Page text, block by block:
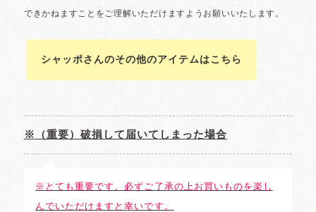
シャッポさんのその他のアイテムはこちら
※（重要）破損して届いてしまった場合
※とても重要です。必ずご了承の上お買いものを楽し
んでいただけますと幸いです。